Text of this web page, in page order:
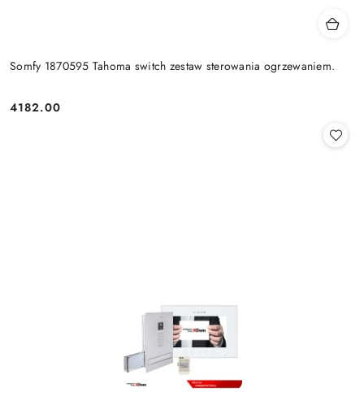
Somfy 1870595 Tahoma switch zestaw sterowania ogrzewaniem.
Cena:
4182.00